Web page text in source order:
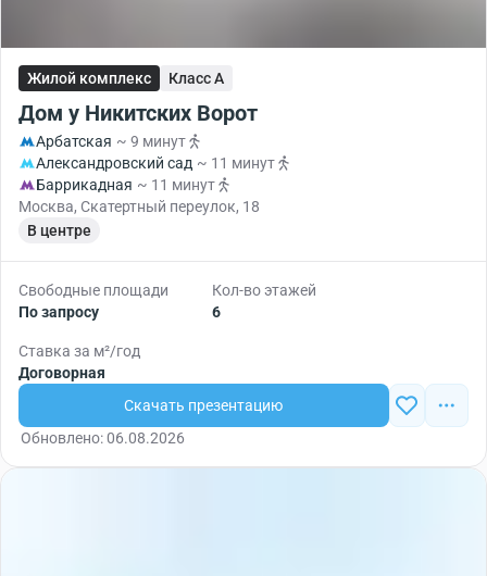
Жилой комплекс Класс A
Дом у Никитских Ворот
Арбатская ~ 9 минут
Александровский сад ~ 11 минут
Баррикадная ~ 11 минут
Москва, Скатертный переулок, 18
В центре
Свободные площади
По запросу
Кол-во этажей
6
Ставка за м²/год
Договорная
Скачать презентацию
Обновлено: 06.08.2026